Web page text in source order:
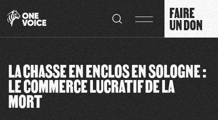
FAIRE
UN DON
LA CHASSE EN ENCLOS EN SOLOGNE :
LE COMMERCE LUCRATIF DE LA
MORT